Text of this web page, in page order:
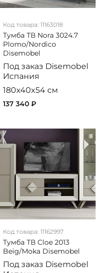
Код товара: 11163018
Тумба ТВ Nora 3024.7
Plomo/Nordico
Disemobel
Под заказ Disemobel
Испания
180x40x54 см
137 340 ₽
Код товара: 11162997
Тумба ТВ Cloe 2013
Beig/Moka Disemobel
Под заказ Disemobel